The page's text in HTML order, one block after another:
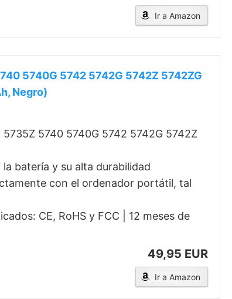
Ir a Amazon
5740G 5742 5742G 5742Z 5742ZG
Negro)
5740 5740G 5742 5742G 5742Z
batería y su alta durabilidad
con el ordenador portátil, tal
CE, RoHS y FCC | 12 meses de
49,95 EUR
Ir a Amazon